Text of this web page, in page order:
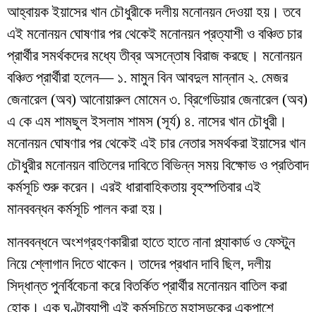
আহ্বায়ক ইয়াসের খান চৌধুরীকে দলীয় মনোনয়ন দেওয়া হয়। তবে
এই মনোনয়ন ঘোষণার পর থেকেই মনোনয়ন প্রত্যাশী ও বঞ্চিত চার
প্রার্থীর সমর্থকদের মধ্যে তীব্র অসন্তোষ বিরাজ করছে। মনোনয়ন
বঞ্চিত প্রার্থীরা হলেন— ১. মামুন বিন আবদুল মান্নান ২. মেজর
জেনারেল (অব) আনোয়ারুল মোমেন ৩. ব্রিগেডিয়ার জেনারেল (অব)
এ কে এম শামছুল ইসলাম শামস (সূর্য) ৪. নাসের খান চৌধুরী।
মনোনয়ন ঘোষণার পর থেকেই এই চার নেতার সমর্থকরা ইয়াসের খান
চৌধুরীর মনোনয়ন বাতিলের দাবিতে বিভিন্ন সময় বিক্ষোভ ও প্রতিবাদ
কর্মসূচি শুরু করেন। এরই ধারাবাহিকতায় বৃহস্পতিবার এই
মানববন্ধন কর্মসূচি পালন করা হয়।
মানববন্ধনে অংশগ্রহণকারীরা হাতে হাতে নানা প্ল্যাকার্ড ও ফেস্টুন
নিয়ে শ্লোগান দিতে থাকেন। তাদের প্রধান দাবি ছিল, দলীয়
সিদ্ধান্ত পুনর্বিবেচনা করে বিতর্কিত প্রার্থীর মনোনয়ন বাতিল করা
হোক। এক ঘণ্টাব্যাপী এই কর্মসূচিতে মহাসড়কের একপাশে